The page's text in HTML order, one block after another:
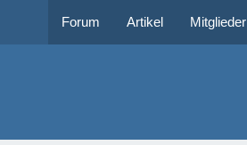
Forum Artikel Mitglieder